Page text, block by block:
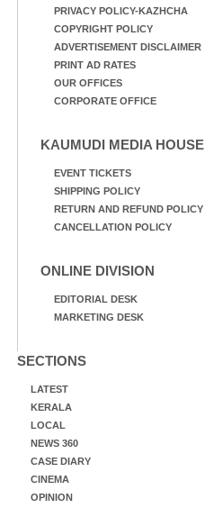
PRIVACY POLICY-KAZHCHA
COPYRIGHT POLICY
ADVERTISEMENT DISCLAIMER
PRINT AD RATES
OUR OFFICES
CORPORATE OFFICE
KAUMUDI MEDIA HOUSE
EVENT TICKETS
SHIPPING POLICY
RETURN AND REFUND POLICY
CANCELLATION POLICY
ONLINE DIVISION
EDITORIAL DESK
MARKETING DESK
SECTIONS
LATEST
KERALA
LOCAL
NEWS 360
CASE DIARY
CINEMA
OPINION